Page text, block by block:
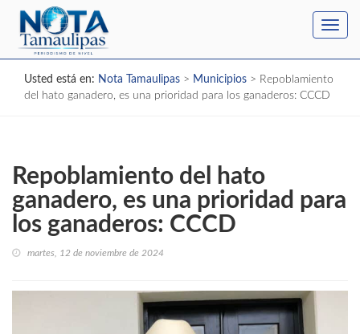
Usted está en: Nota Tamaulipas > Municipios > Repoblamiento
del hato ganadero, es una prioridad para los ganaderos: CCCD
Repoblamiento del hato
ganadero, es una prioridad para
los ganaderos: CCCD
martes, 12 de noviembre de 2024